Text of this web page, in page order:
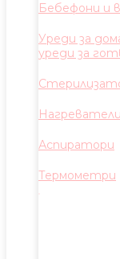
Бебефони и
Уреди за
уреди за
Нагреватели
Аспиратори
Термометри